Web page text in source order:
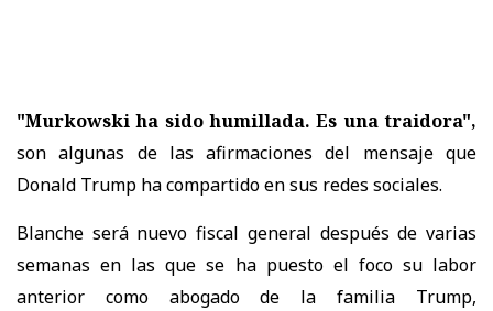
"Murkowski ha sido humillada. Es una traidora",
son algunas de las afirmaciones del mensaje que
Donald Trump ha compartido en sus redes sociales.
Blanche será nuevo fiscal general después de varias
semanas en las que se ha puesto el foco su labor
anterior como abogado de la familia Trump,